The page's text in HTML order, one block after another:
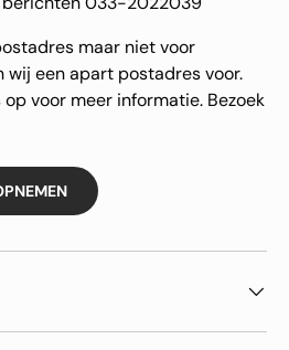
maar niet voor
wij een apart postadres voor.
voor meer informatie. Bezoek